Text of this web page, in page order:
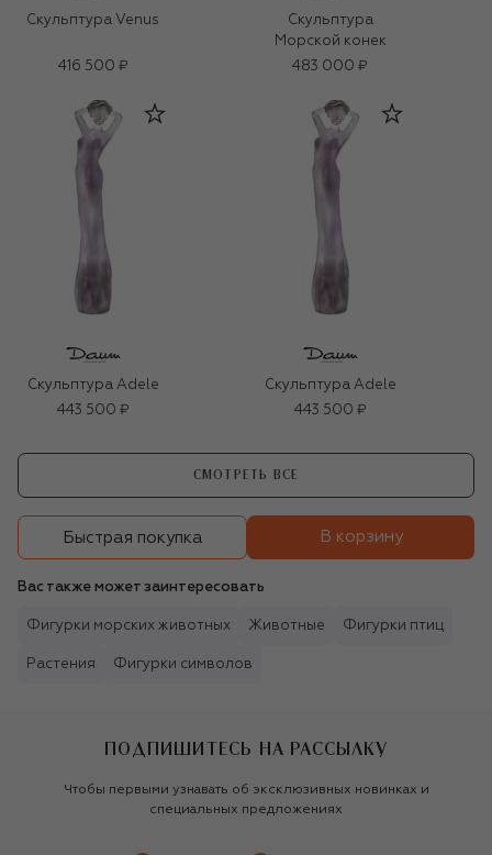
Скульптура Venus
416 500 ₽
Скульптура
Морской конек
483 000 ₽
Скульптура Adele
443 500 ₽
Скульптура Adele
443 500 ₽
СМОТРЕТЬ ВСЕ
Быстрая покупка В корзину
Вас также может заинтересовать
Фигурки морских животных Животные Фигурки птиц
Растения Фигурки символов
ПОДПИШИТЕСЬ НА РАССЫЛКУ
Чтобы первыми узнавать об эксклюзивных новинках и
специальных предложениях